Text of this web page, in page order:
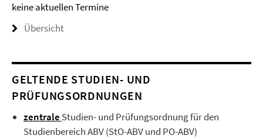
keine aktuellen Termine
Übersicht
GELTENDE STUDIEN- UND
PRÜFUNGSORDNUNGEN
zentrale Studien- und Prüfungsordnung für den
Studienbereich ABV (StO-ABV und PO-ABV)